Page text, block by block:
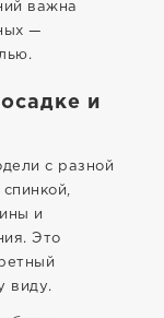
важна
—
и
с разной
и
Это
виду.